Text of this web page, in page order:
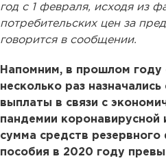
год с 1 февраля, исходя из
потребительских цен за
говорится в сообщении.
Напомним, в прошлом году
несколько раз
выплаты в связи с
пандемии
сумма средств
пособия в 2020 году